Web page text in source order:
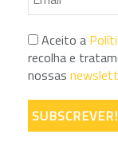
Aceito a
recolha e
nossas